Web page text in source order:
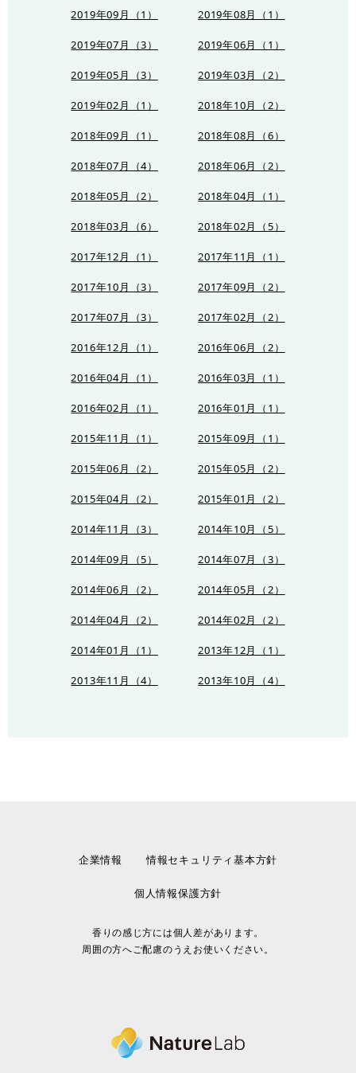
2019年09月（1） 2019年08月（1）
2019年07月（3） 2019年06月（1）
2019年05月（3） 2019年03月（2）
2019年02月（1） 2018年10月（2）
2018年09月（1） 2018年08月（6）
2018年07月（4） 2018年06月（2）
2018年05月（2） 2018年04月（1）
2018年03月（6） 2018年02月（5）
2017年12月（1） 2017年11月（1）
2017年10月（3） 2017年09月（2）
2017年07月（3） 2017年02月（2）
2016年12月（1） 2016年06月（2）
2016年04月（1） 2016年03月（1）
2016年02月（1） 2016年01月（1）
2015年11月（1） 2015年09月（1）
2015年06月（2） 2015年05月（2）
2015年04月（2） 2015年01月（2）
2014年11月（3） 2014年10月（5）
2014年09月（5） 2014年07月（3）
2014年06月（2） 2014年05月（2）
2014年04月（2） 2014年02月（2）
2014年01月（1） 2013年12月（1）
2013年11月（4） 2013年10月（4）
企業情報 情報セキュリティ基本方針
個人情報保護方針
香りの感じ方には個人差があります。
周囲の方へご配慮のうえお使いください。